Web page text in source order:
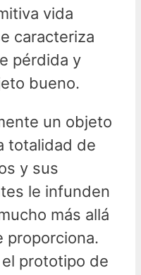
vida
caracteriza
pérdida y
bueno.
un objeto
totalidad de
y sus
le infunden
más allá
proporciona.
el prototipo de